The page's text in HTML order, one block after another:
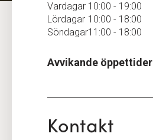
Vardagar 10:00 - 19:00
Lördagar 10:00 - 18:00
Söndagar11:00 - 18:00
Avvikande öppettider
Kontakt